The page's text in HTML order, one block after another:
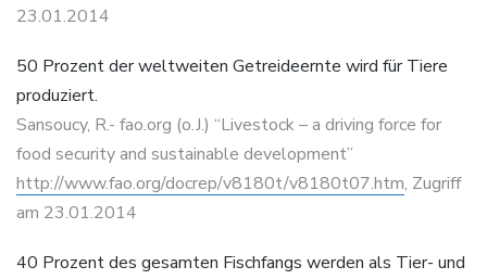
23.01.2014
50 Prozent der weltweiten Getreideernte wird für Tiere
produziert.
Sansoucy, R.- fao.org (o.J.) “Livestock – a driving force for
food security and sustainable development”
http://www.fao.org/docrep/v8180t/v8180t07.htm, Zugriff
am 23.01.2014
40 Prozent des gesamten Fischfangs werden als Tier- und